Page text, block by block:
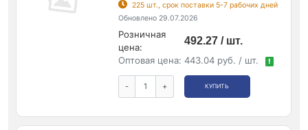
225 шт., срок поставки 5-7 рабочих дней
Обновлено 29.07.2026
Розничная
цена:
492.27 / шт.
Оптовая цена: 443.04 руб. / шт. !
- + КУПИТЬ